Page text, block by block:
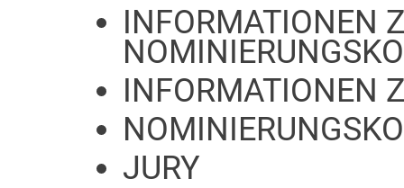
INFORMATIONEN
INFORMATIONEN
JURY